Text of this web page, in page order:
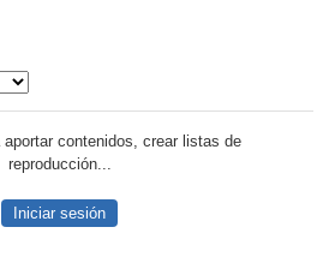
aportar contenidos, crear listas de
reproducción...
Iniciar sesión